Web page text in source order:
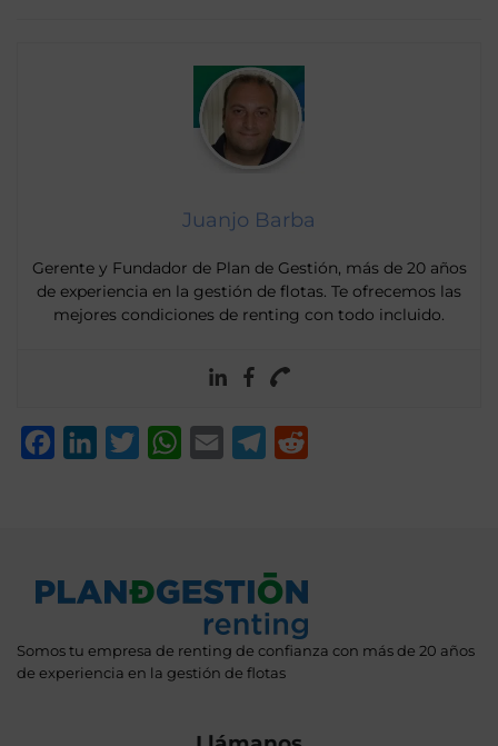
Juanjo Barba
Gerente y Fundador de Plan de Gestión, más de 20 años
de experiencia en la gestión de flotas. Te ofrecemos las
mejores condiciones de renting con todo incluido.
FacebookLinkedInTwitterWhatsApp
Email Telegram
Somos tu empresa de renting de confianza con más de 20 años
de experiencia en la gestión de flotas